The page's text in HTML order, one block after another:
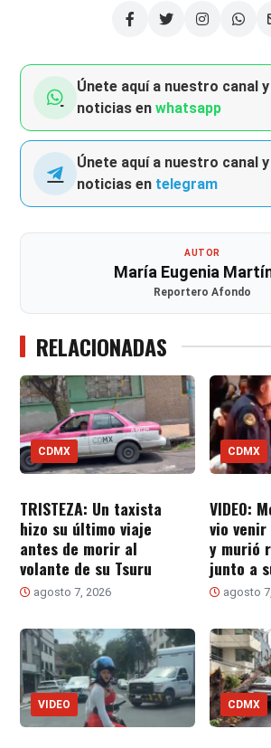
Únete aquí a nuestro canal
noticias enwhatsapp
Únete aquí a nuestro canal
noticias en telegram
AUTOR
María Eugenia
Reportero Afondo
RELACIONADAS
CDMX
TRISTEZA: Un taxista
hizo su último viaje
antes de morir al
volante de su Tsuru
agosto 7, 2026
CDMX
VIDEO:
vio venir
y murió
junto a
agosto
VIDEO CDMX